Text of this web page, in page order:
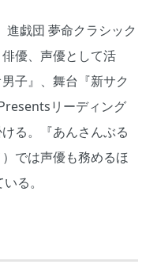
戯団 夢命クラシック
優、声優として活
子』、舞台『新サク
リーディング
る。『あんさんぶる
では声優も務めるほ
る。